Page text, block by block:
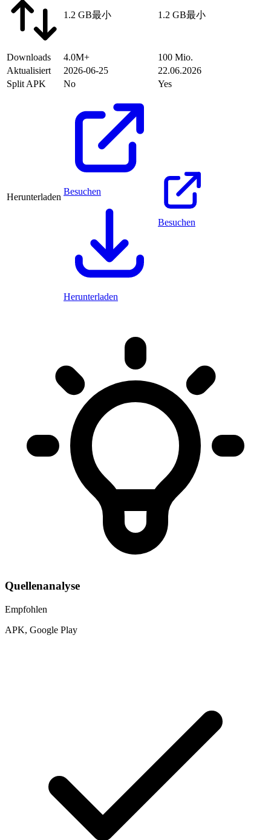
1.2 GB最小 1.2 GB最小
Downloads 4.0M+
100 Mio.
Aktualisiert
2026-06-25
22.06.2026
Split APK
No Yes
Herunterladen
Besuchen
Herunterladen
Besuchen
Quellenanalyse
Empfohlen
APK, Google Play